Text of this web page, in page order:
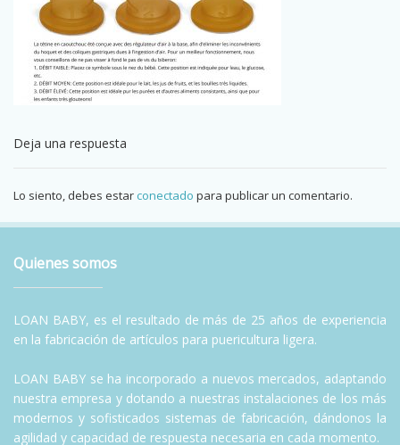
Deja una respuesta
Lo siento, debes estar conectado para publicar un comentario.
Quienes somos
LOAN BABY, es el resultado de más de 25 años de experiencia
en la fabricación de artículos para puericultura ligera.
LOAN BABY se ha incorporado a nuevos mercados, adaptando
nuestra empresa y dotando a nuestras instalaciones de los más
modernos y sofisticados sistemas de fabricación, dándonos la
agilidad y capacidad de respuesta necesaria en cada momento.